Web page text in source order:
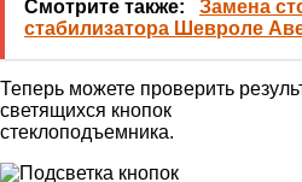
Смотрите также:
Замена
стабилизатора Шевроле
Теперь можете проверить
светящихся кнопок
стеклоподъемника.